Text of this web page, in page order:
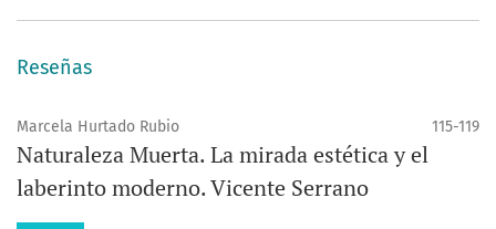
Reseñas
Marcela Hurtado Rubio 115-119
Naturaleza Muerta. La mirada estética y el
laberinto moderno. Vicente Serrano